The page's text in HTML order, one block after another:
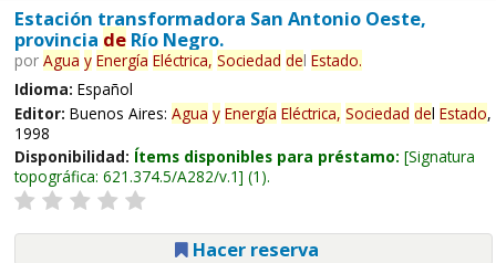
Estación transformadora San Antonio Oeste,
provincia deRío Negro.
por Agua y Energía Eléctrica, Sociedad del Estado.
Idioma: Español
Editor: Buenos Aires: Agua y Energía Eléctrica, Sociedad del Estado,
1998
Disponibilidad: Ítems disponibles para préstamo: Signatura
topográfica: 621.374.5/A282/v.1 (1).
Hacer reserva